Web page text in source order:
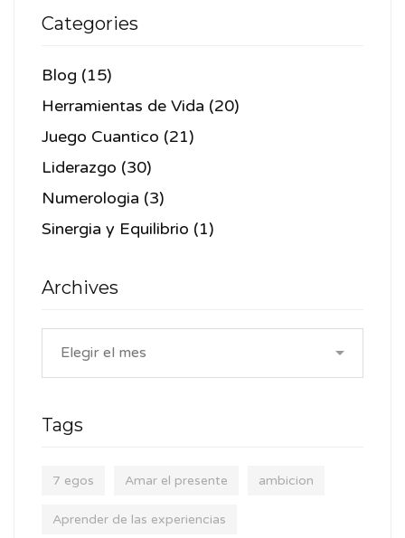
Categories
Blog (15)
Herramientas de Vida (20)
Juego Cuantico (21)
Liderazgo (30)
Numerologia (3)
Sinergia y Equilibrio (1)
Archives
Tags
7 egos Amar el presente ambicion
Aprender de las experiencias